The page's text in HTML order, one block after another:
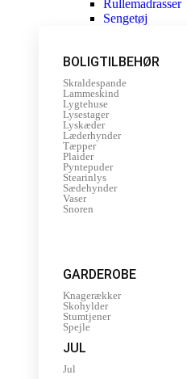
Rullemadrasser
Sengetøj
BOLIGTILBEHØR
Skraldespande
Lammeskind
Lygtehuse
Lysestager
Lyskæder
Læderhynder
Tæpper
Plaider
Pyntepuder
Stearinlys
Sædehynder
Vaser
Snoren
GARDEROBE
Knagerækker
Skohylder
Stumtjener
Spejle
JUL
Jul